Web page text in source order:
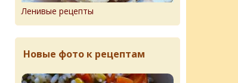
Ленивые рецепты
Новые фото к рецептам